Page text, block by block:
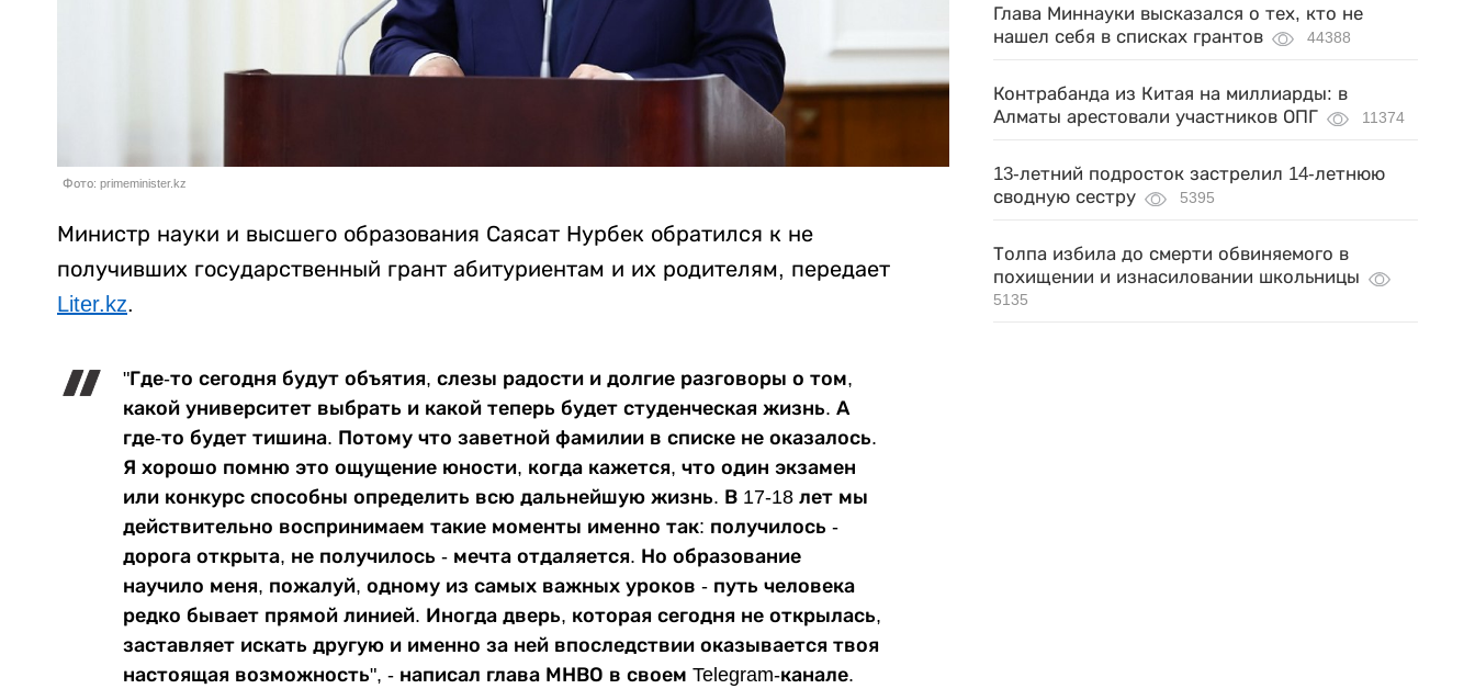
Фото: primeminister.kz
Министр науки и высшего образования Саясат Нурбек обратился к не
получивших государственный грант абитуриентам и их родителям, передает
Liter.kz.
"Где-то сегодня будут объятия, слезы радости и долгие разговоры о том,
какой университет выбрать и какой теперь будет студенческая жизнь. А
где-то будет тишина. Потому что заветной фамилии в списке не оказалось.
Я хорошо помню это ощущение юности, когда кажется, что один экзамен
или конкурс способны определить всю дальнейшую жизнь. В 17-18 лет мы
действительно воспринимаем такие моменты именно так: получилось -
дорога открыта, не получилось - мечта отдаляется. Но образование
научило меня, пожалуй, одному из самых важных уроков - путь человека
редко бывает прямой линией. Иногда дверь, которая сегодня не открылась,
заставляет искать другую и именно за ней впоследствии оказывается твоя
настоящая возможность", - написал глава МНВО в своем Telegram-канале.
Глава Миннауки высказался о тех, кто не
нашел себя в списках грантов
44388
Контрабанда из Китая на миллиарды: в
Алматы арестовали участников ОПГ
11374
13-летний подросток застрелил 14-летнюю
сводную сестру
5395
Толпа избила до смерти обвиняемого в
похищении и изнасиловании школьницы
5135